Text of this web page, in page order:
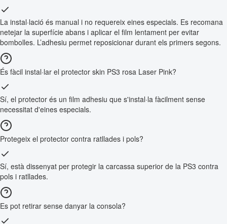
La instal·lació és manual i no requereix eines especials. Es recomana
netejar la superfície abans i aplicar el film lentament per evitar
bombolles. L’adhesiu permet reposicionar durant els primers segons.
És fàcil instal·lar el protector skin PS3 rosa Laser Pink?
Sí, el protector és un film adhesiu que s'instal·la fàcilment sense
necessitat d'eines especials.
Protegeix el protector contra ratllades i pols?
Sí, està dissenyat per protegir la carcassa superior de la PS3 contra
pols i ratllades.
Es pot retirar sense danyar la consola?